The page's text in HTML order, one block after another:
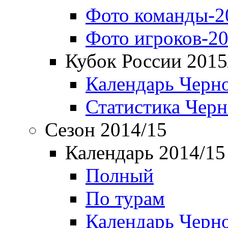
Фото команды-
Фото игроков-
Кубок России
Календарь
Статистика
Сезон 2014/15
Календарь 2014/15
Полный
По турам
Календарь